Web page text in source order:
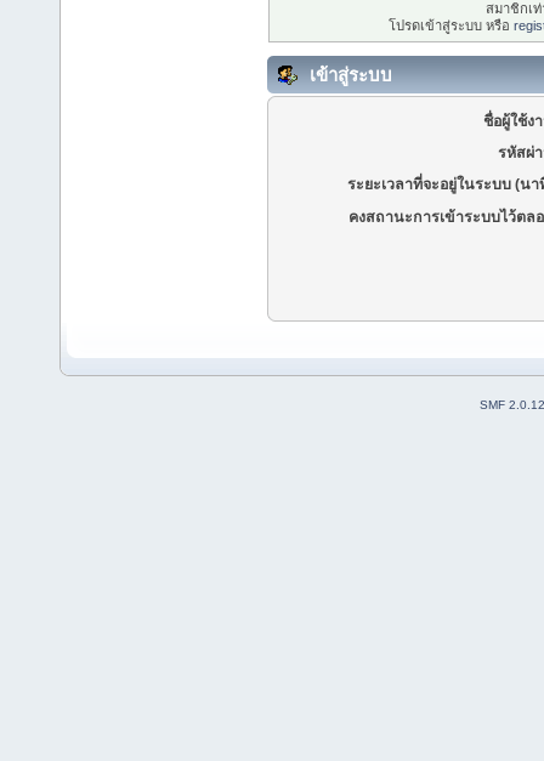
สมาชิกเ
โปรดเข้าสู่ระบบ หรือ
เข้าสู่ระบบ
ชื่อผู้ใช้ง
รหัสผ่
ระยะเวลาที่จะอยู่ในระบบ (นา
คงสถานะการเข้าระบบไว้ตล
SMF 2.0.12